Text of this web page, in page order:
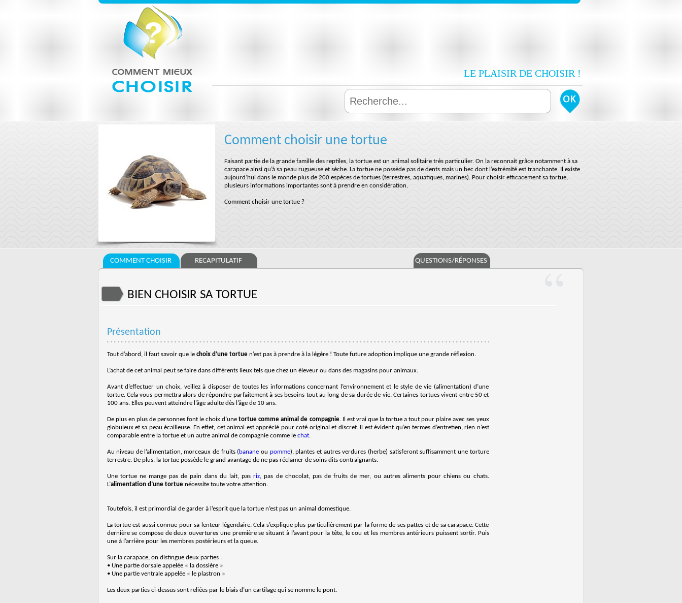
LE PLAISIR DE CHOISIR !
Comment choisir une tortue
Faisant partie de la grande famille des reptiles, la tortue est un animal solitaire très particulier. On la reconnait grâce notamment à sa
carapace ainsi qu’à sa peau rugueuse et sèche. La tortue ne possède pas de dents mais un bec dont l’extrémité est tranchante. Il existe
aujourd’hui dans le monde plus de 200 espèces de tortues (terrestres, aquatiques, marines). Pour choisir efficacement sa tortue,
plusieurs informations importantes sont à prendre en considération.
Comment choisir une tortue ?
COMMENT CHOISIR RECAPITULATIF QUESTIONS/RÉPONSES
BIEN CHOISIR SA TORTUE
Présentation
Tout d’abord, il faut savoir que le choix d’une tortuen’est pas à prendre à la légère ! Toute future adoption implique une grande réflexion.
L’achat de cet animal peut se faire dans différents lieux tels que chez un éleveur ou dans des magasins pour animaux.
Avant d’effectuer un choix, veillez à disposer de toutes les informations concernant l’environnement et le style de vie (alimentation) d’une
tortue. Cela vous permettra alors de répondre parfaitement à ses besoins tout au long de sa durée de vie. Certaines tortues vivent entre 50 et
100 ans. Elles peuvent atteindre l’âge adulte dès l’âge de 10 ans.
De plus en plus de personnes font le choix d’unetortue comme animal de compagnie. Il est vrai que la tortue a tout pour plaire avec ses yeux
globuleux et sa peau écailleuse. En effet, cet animal est apprécié pour coté original et discret. Il est évident qu’en termes d’entretien, rien n’est
comparable entre la tortue et un autre animal de compagnie comme le chat.
Au niveau de l’alimentation, morceaux de fruits (banane ou pomme), plantes et autres verdures (herbe) satisferont suffisamment une torture
terrestre. De plus, la tortue possède le grand avantage de ne pas réclamer de soins dits contraignants.
Une tortue ne mange pas de pain dans du lait, pasriz, pas de chocolat, pas de fruits de mer, ou autres aliments pour chiens ou chats.
L’alimentation d’une tortuenécessite toute votre attention.
Toutefois, il est primordial de garder à l’esprit que la tortue n’est pas un animal domestique.
La tortue est aussi connue pour sa lenteur légendaire. Cela s’explique plus particulièrement par la forme de ses pattes et de sa carapace. Cette
dernière se compose de deux ouvertures une première se situant à l’avant pour la tête, le cou et les membres antérieurs puissent sortir. Puis
une à l’arrière pour les membres postérieurs et la queue.
Sur la carapace, on distingue deux parties :
• Une partie dorsale appelée « la dossière »
• Une partie ventrale appelée « le plastron »
Les deux parties ci-dessus sont reliées par le biais d’un cartilage qui se nomme le pont.